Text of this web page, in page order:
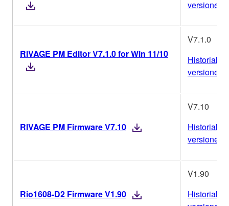
versiones
RIVAGE PM Editor V7.1.0 for Win 11/10
V7.1.0
Historial de
versiones
RIVAGE PM Firmware V7.10
V7.10
Historial de
versiones
Rio1608-D2 Firmware V1.90
V1.90
Historial de